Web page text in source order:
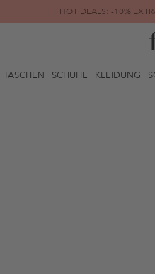
HOT DEALS: -10%
TASCHEN SCHUHE KLEIDUNG